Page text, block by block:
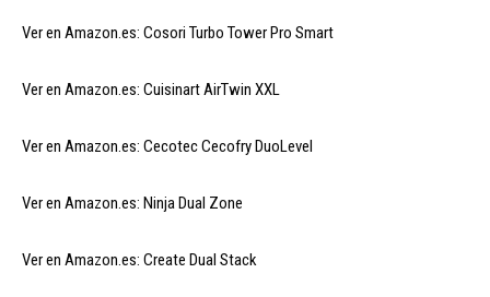
Ver en Amazon.es: Cosori Turbo Tower Pro Smart
Ver en Amazon.es: Cuisinart AirTwin XXL
Ver en Amazon.es: Cecotec Cecofry DuoLevel
Ver en Amazon.es: Ninja Dual Zone
Ver en Amazon.es: Create Dual Stack